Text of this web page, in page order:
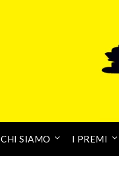
CHI SIAMO I PREMI